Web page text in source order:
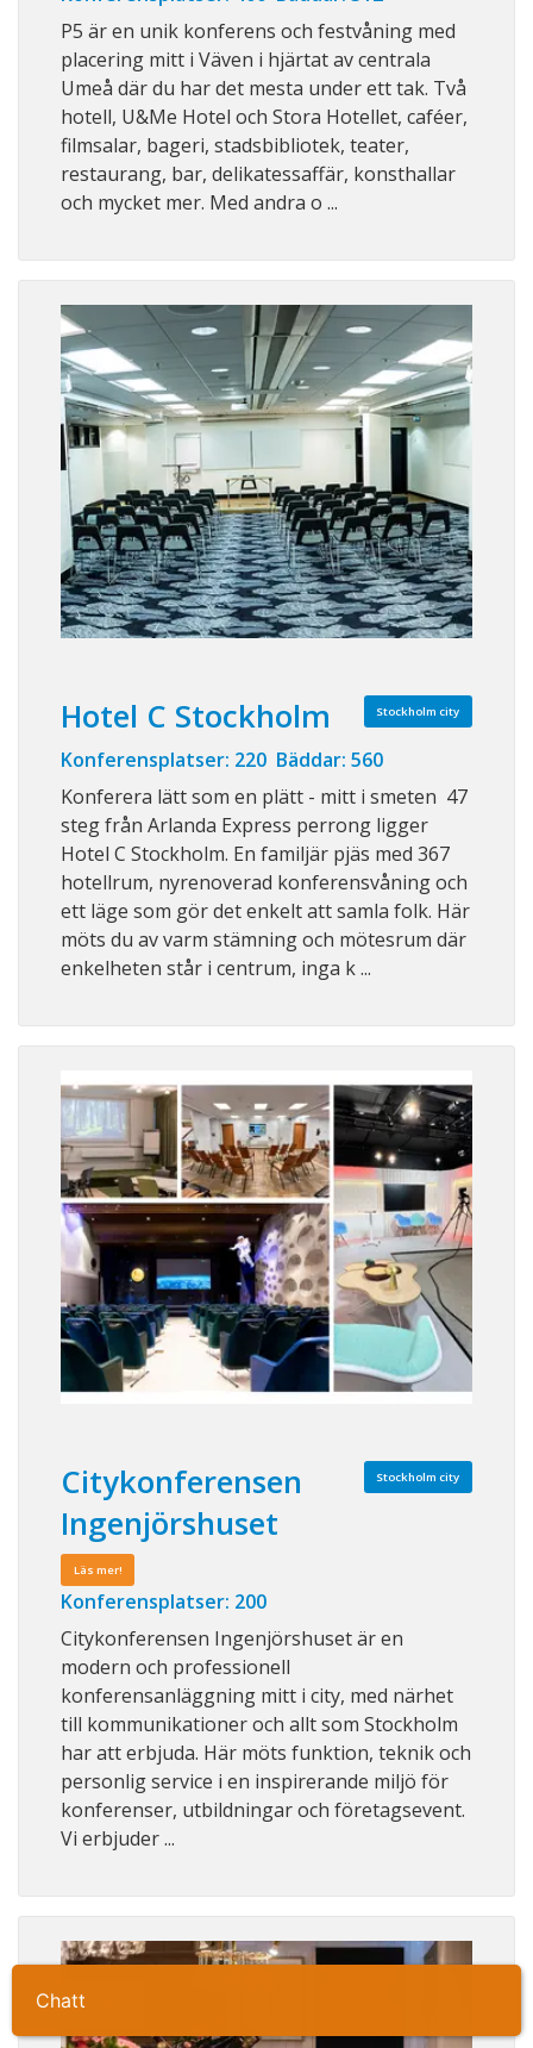
Ta kontakt
P5 är en unik konferens och festvåning med
placering mitt i Väven i hjärtat av centrala
Umeå där du har det mesta under ett tak. Två
hotell, U&Me Hotel och Stora Hotellet, caféer,
filmsalar, bageri, stadsbibliotek, teater,
restaurang, bar, delikatessaffär, konsthallar
och mycket mer. Med andra o ...
Stockholm city
Hotel C Stockholm
Konferensplatser: 220 Bäddar: 560
Konferera lätt som en plätt - mitt i smeten 47
steg från Arlanda Express perrong ligger
Hotel C Stockholm. En familjär pjäs med 367
hotellrum, nyrenoverad konferensvåning och
ett läge som gör det enkelt att samla folk. Här
möts du av varm stämning och mötesrum där
enkelheten står i centrum, inga k ...
Stockholm city
Citykonferensen
Ingenjörshuset
Läs mer!
Konferensplatser: 200
Citykonferensen Ingenjörshuset är en
modern och professionell
konferensanläggning mitt i city, med närhet
till kommunikationer och allt som Stockholm
har att erbjuda. Här möts funktion, teknik och
personlig service i en inspirerande miljö för
konferenser, utbildningar och företagsevent.
Vi erbjuder ...